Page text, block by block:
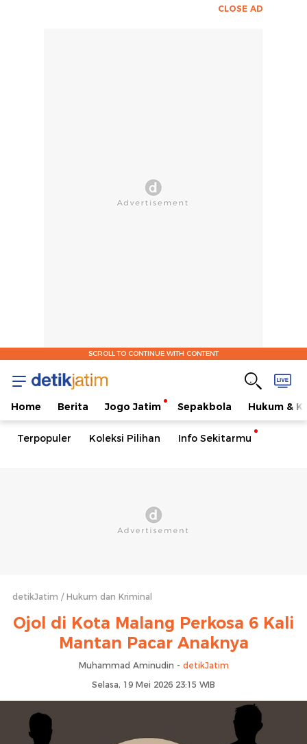
CLOSE AD
SCROLL TO CONTINUE WITH CONTENT
Home Berita Jogo Jatim Sepakbola Hukum &
Terpopuler Koleksi Pilihan Info Sekitarmu
detikJatim Hukum dan Kriminal
Ojol di Kota Malang Perkosa 6 Kali
Mantan Pacar Anaknya
Muhammad Aminudin - detikJatim
Selasa, 19 Mei 2026 23:15 WIB